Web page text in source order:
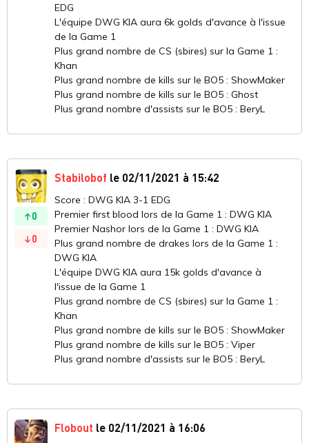
EDG
L'équipe DWG KIA aura 6k golds d'avance à l'issue
de la Game 1
Plus grand nombre de CS (sbires) sur la Game 1 :
Khan
Plus grand nombre de kills sur le BO5 : ShowMaker
Plus grand nombre de kills sur le BO5 : Ghost
Plus grand nombre d'assists sur le BO5 : BeryL
0
0
Stabilobof le 02/11/2021 à 15:42
Score : DWG KIA 3-1 EDG
Premier first blood lors de la Game 1 : DWG KIA
Premier Nashor lors de la Game 1 : DWG KIA
Plus grand nombre de drakes lors de la Game 1 :
DWG KIA
L'équipe DWG KIA aura 15k golds d'avance à
l'issue de la Game 1
Plus grand nombre de CS (sbires) sur la Game 1 :
Khan
Plus grand nombre de kills sur le BO5 : ShowMaker
Plus grand nombre de kills sur le BO5 : Viper
Plus grand nombre d'assists sur le BO5 : BeryL
Flobout le 02/11/2021 à 16:06